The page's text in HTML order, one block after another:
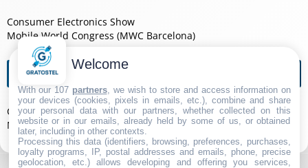
Consumer Electronics Show
Mobile World Congress (MWC Barcelona)
Agendas de l'année
Consumer Electronics Show 2026
Mobile World Congress (MWC Barcelona) 2026
Welcome
With our 107 partners, we wish to store and access information on
your devices (cookies, pixels in emails, etc.), combine and share
your personal data with our partners, whether collected on this
website or in our emails, already held by some of us, or obtained
later, including in other contexts.
Processing this data (identifiers, browsing, preferences, purchases,
loyalty programs, IP, postal addresses and emails, phone, precise
geolocation, etc.) allows developing and offering you services,